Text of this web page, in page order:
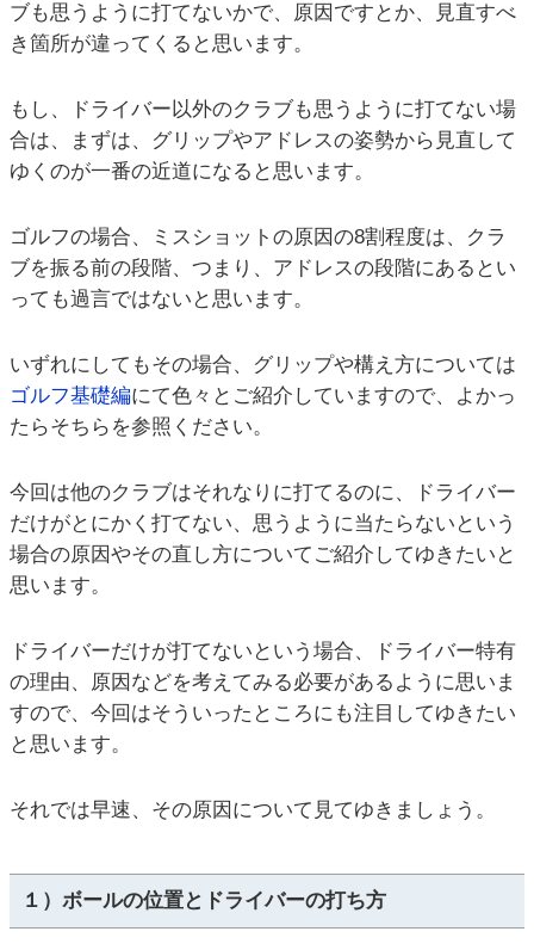
ブも思うように打てないかで、原因ですとか、見直すべ
き箇所が違ってくると思います。
もし、ドライバー以外のクラブも思うように打てない場
合は、まずは、グリップやアドレスの姿勢から見直して
ゆくのが一番の近道になると思います。
ゴルフの場合、ミスショットの原因の8割程度は、クラ
ブを振る前の段階、つまり、アドレスの段階にあるとい
っても過言ではないと思います。
いずれにしてもその場合、グリップや構え方については
ゴルフ基礎編にて色々とご紹介していますので、よかっ
たらそちらを参照ください。
今回は他のクラブはそれなりに打てるのに、ドライバー
だけがとにかく打てない、思うように当たらないという
場合の原因やその直し方についてご紹介してゆきたいと
思います。
ドライバーだけが打てないという場合、ドライバー特有
の理由、原因などを考えてみる必要があるように思いま
すので、今回はそういったところにも注目してゆきたい
と思います。
それでは早速、その原因について見てゆきましょう。
１）ボールの位置とドライバーの打ち方